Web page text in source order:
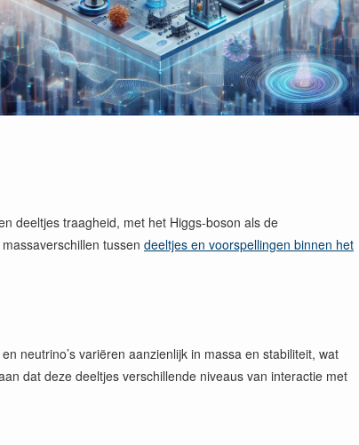
deeltjes traagheid, met het Higgs-boson als de
tussen deeltjes en voorspellingen binnen het
neutrino’s variëren aanzienlijk in massa en stabiliteit, wat
dat deze deeltjes verschillende niveaus van interactie met